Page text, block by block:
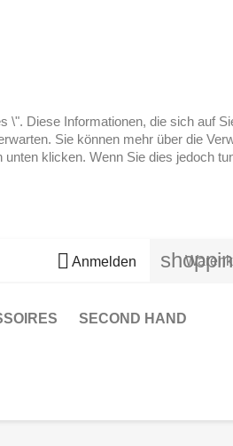
Diese Informationen, die sich auf
Sie können mehr über die
klicken. Wenn Sie dies jedoch
 Anmelden
SECOND HAND